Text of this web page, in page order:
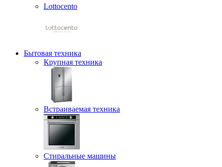
Lottocento
Бытовая техника
Крупная техника
Встраиваемая техника
Стиральные машины